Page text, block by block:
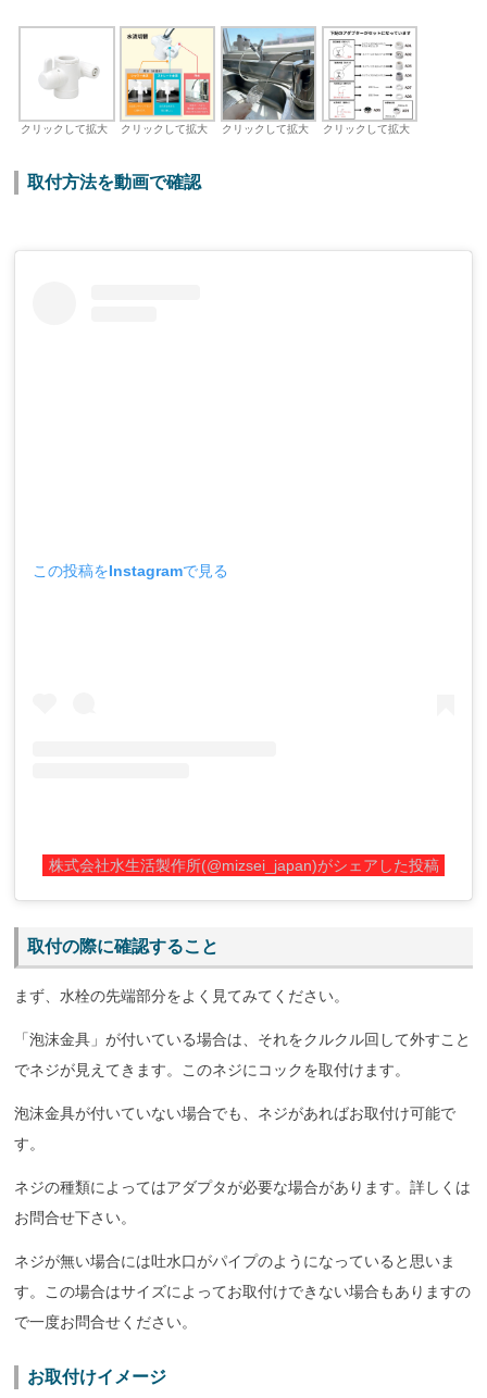
クリックして拡大 クリックして拡大 クリックして拡大 クリックして拡大
取付方法を動画で確認
この投稿をInstagramで見る
株式会社水生活製作所(@mizsei_japan)がシェアした投稿
取付の際に確認すること
まず、水栓の先端部分をよく見てみてください。
「泡沫金具」が付いている場合は、それをクルクル回して外すこと
でネジが見えてきます。このネジにコックを取付けます。
泡沫金具が付いていない場合でも、ネジがあればお取付け可能で
す。
ネジの種類によってはアダプタが必要な場合があります。詳しくは
お問合せ下さい。
ネジが無い場合には吐水口がパイプのようになっていると思いま
す。この場合はサイズによってお取付けできない場合もありますの
で一度お問合せください。
お取付けイメージ